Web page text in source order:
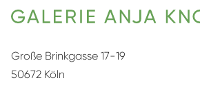
Große Brinkgasse 17-19
50672 Köln